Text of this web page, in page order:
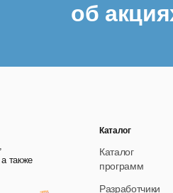
об
также
Каталог
Каталог
программ
Разработчики